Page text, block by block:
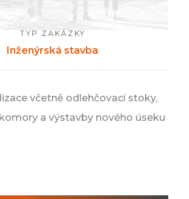
TYP ZAKÁZKY
Inženýrská stavba
včetně odlehčovací stoky,
a výstavby nového úseku